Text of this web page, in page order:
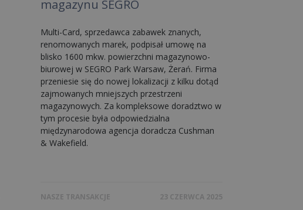
magazynu SEGRO
Multi-Card, sprzedawca zabawek znanych,
renomowanych marek, podpisał umowę na
blisko 1600 mkw. powierzchni magazynowo-
biurowej w SEGRO Park Warsaw, Żerań. Firma
przeniesie się do nowej lokalizacji z kilku dotąd
zajmowanych mniejszych przestrzeni
magazynowych. Za kompleksowe doradztwo w
tym procesie była odpowiedzialna
międzynarodowa agencja doradcza Cushman
& Wakefield.
NASZE TRANSAKCJE 23 CZERWCA 2025